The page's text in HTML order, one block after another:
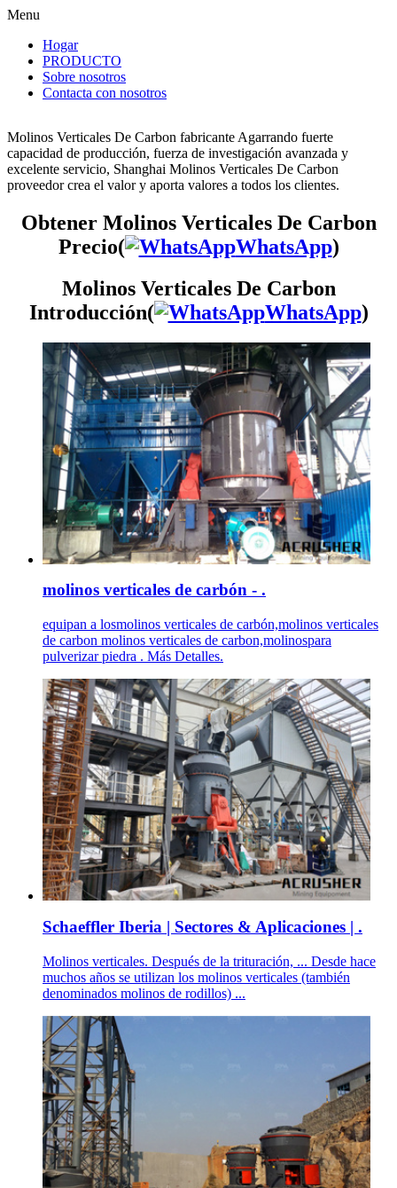
Menu
Hogar
PRODUCTO
Sobre nosotros
Contacta con nosotros
Molinos Verticales De Carbon fabricante Agarrando fuerte
capacidad de producción, fuerza de investigación avanzada y
excelente servicio, Shanghai Molinos Verticales De Carbon
proveedor crea el valor y aporta valores a todos los clientes.
Obtener Molinos Verticales De Carbon
Precio(
WhatsApp)
Molinos Verticales De Carbon
Introducción(
WhatsApp)
molinos verticales de carbón - .
equipan a losmolinos verticales de carbón,molinos verticales
de carbon molinos verticales de carbon,molinospara
pulverizar piedra . Más Detalles.
Schaeffler Iberia | Sectores & Aplicaciones | .
Molinos verticales. Después de la trituración, ... Desde hace
muchos años se utilizan los molinos verticales (también
denominados molinos de rodillos) ...